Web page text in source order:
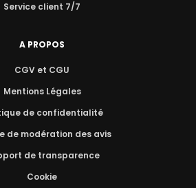
Service client 7/7
A PROPOS
CGV et CGU
Mentions Légales
de confidentialité
de modération des avis
de transparence
Cookie